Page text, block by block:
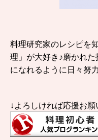
料理研究家のレシピを
理」が大好き♪磨かれ
になれるように日々努
↓よろしければ応援お願